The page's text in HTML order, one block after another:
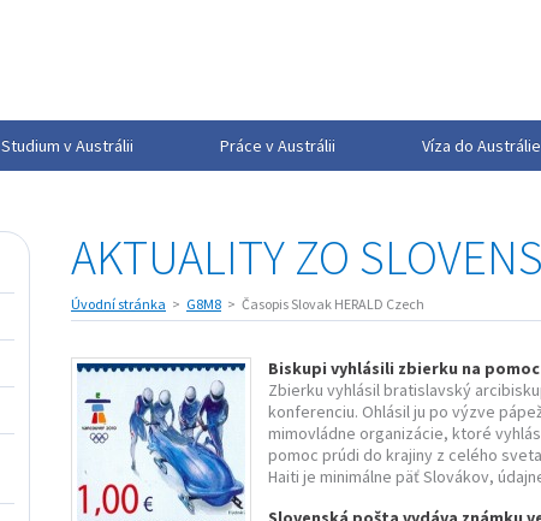
Studium v Austrálii Práce v Austrálii Víza do Austrálie
AKTUALITY ZO
Úvodní stránka G8M8 Časopis Slovak HERALD Czech
Biskupi vyhlásili zbierku na
Zbierku vyhlásil bratislavský
konferenciu. Ohlásil ju po výzve
mimovládne organizácie, ktoré
pomoc prúdi do krajiny z celého
Haiti je minimálne päť Slovákov,